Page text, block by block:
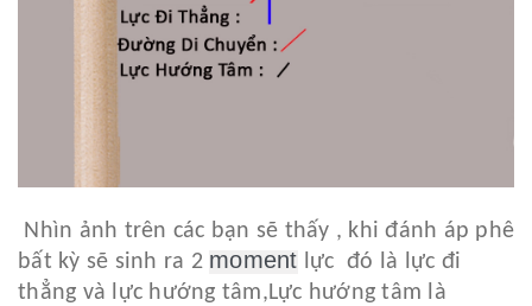
Nhìn ảnh trên các bạn sẽ thấy , khi đánh áp phê
bất kỳ sẽ sinh ra 2 moment lực đó là lực đi
thẳng và lực hướng tâm,Lực hướng tâm là